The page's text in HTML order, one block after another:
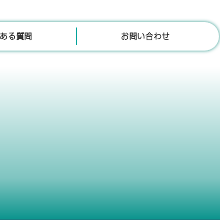
る質問 お問い合わせ